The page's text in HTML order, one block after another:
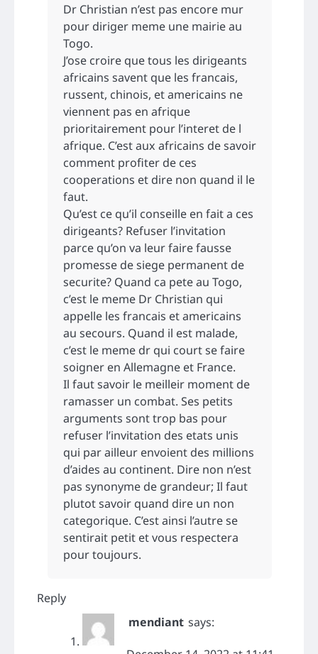
Dr Christian n’est pas encore mur
pour diriger meme une mairie au
Togo.
J’ose croire que tous les dirigeants
africains savent que les francais,
russent, chinois, et americains ne
viennent pas en afrique
prioritairement pour l’interet de l
afrique. C’est aux africains de savoir
comment profiter de ces
cooperations et dire non quand il le
faut.
Qu’est ce qu’il conseille en fait a ces
dirigeants? Refuser l’invitation
parce qu’on va leur faire fausse
promesse de siege permanent de
securite? Quand ca pete au Togo,
c’est le meme Dr Christian qui
appelle les francais et americains
au secours. Quand il est malade,
c’est le meme dr qui court se faire
soigner en Allemagne et France.
Il faut savoir le meilleir moment de
ramasser un combat. Ses petits
arguments sont trop bas pour
refuser l’invitation des etats unis
qui par ailleur envoient des millions
d’aides au continent. Dire non n’est
pas synonyme de grandeur; Il faut
plutot savoir quand dire un non
categorique. C’est ainsi l’autre se
sentirait petit et vous respectera
pour toujours.
Reply
mendiant says: